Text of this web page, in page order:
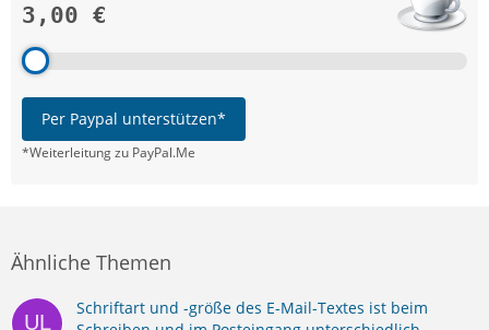
3,00 €
Per Paypal unterstützen*
*Weiterleitung zu PayPal.Me
Ähnliche Themen
Schriftart und -größe des E-Mail-Textes ist beim